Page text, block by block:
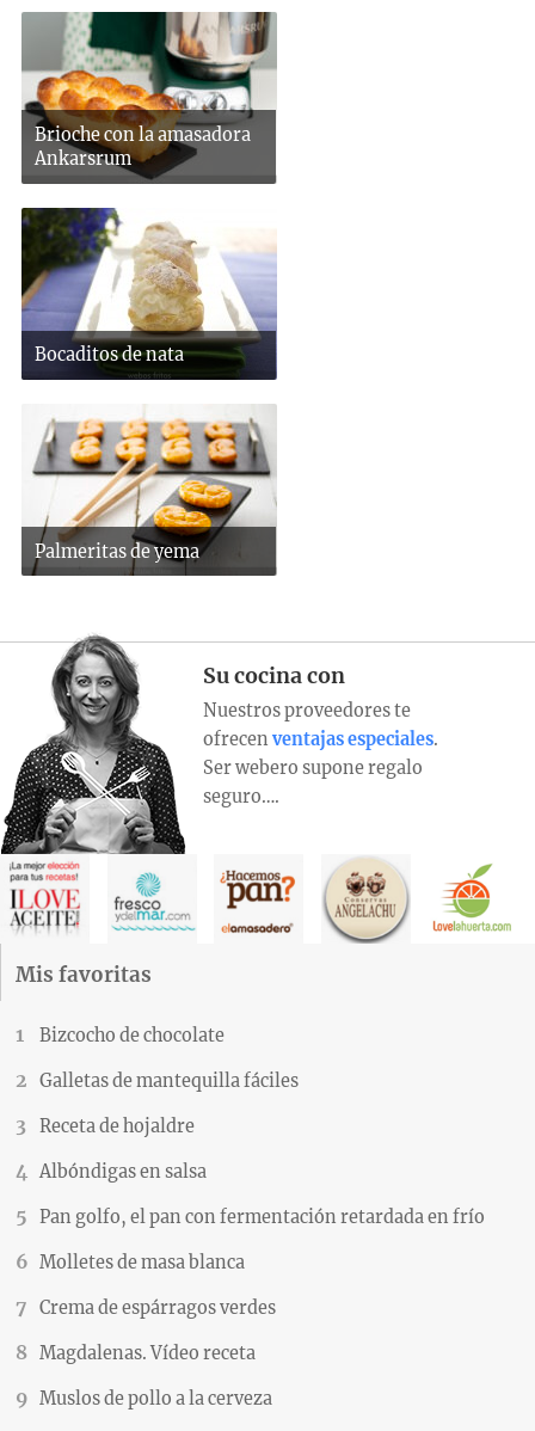
Brioche con la amasadora
Ankarsrum
Bocaditos de nata
Palmeritas de yema
Su cocina con
Nuestros proveedores te
ofrecen ventajas especiales.
Ser webero supone regalo
seguro….
Mis favoritas
Bizcocho de chocolate
Galletas de mantequilla fáciles
Receta de hojaldre
Albóndigas en salsa
Pan golfo, el pan con fermentación retardada en frío
Molletes de masa blanca
Crema de espárragos verdes
Magdalenas. Vídeo receta
Muslos de pollo a la cerveza